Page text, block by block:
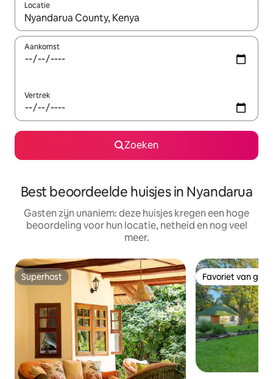
Locatie
Wanneer er suggesties beschikbaar zijn, maak je een keuze
Aankomst
Vertrek
Zoeken
Best beoordeelde huisjes in Nyandarua
Gasten zijn unaniem: deze huisjes kregen een hoge
beoordeling voor hun locatie, netheid en nog veel
meer.
Superhost
Superhost Favoriet van
Favoriet van